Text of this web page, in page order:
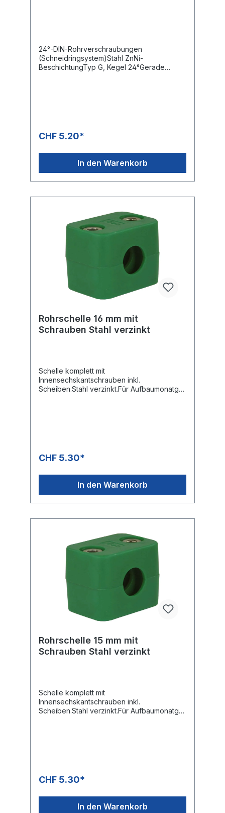
24°-DIN-Rohrverschraubungen
(Schneidringsystem)Stahl ZnNi-
BeschichtungTyp G, Kegel 24°Gerade
CHF 5.20*
In den Warenkorb
Rohrschelle 16 mm mit
Schrauben Stahl verzinkt
Schelle komplett mit
Innensechskantschrauben inkl.
Scheiben.Stahl verzinkt.Für Aufbaumonatge
CHF 5.30*
In den Warenkorb
Rohrschelle 15 mm mit
Schrauben Stahl verzinkt
Schelle komplett mit
Innensechskantschrauben inkl.
Scheiben.Stahl verzinkt.Für Aufbaumonatge
CHF 5.30*
In den Warenkorb